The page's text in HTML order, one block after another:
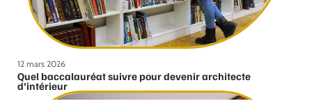
12 mars 2026
Quel baccalauréat suivre pour devenir architecte
d’intérieur